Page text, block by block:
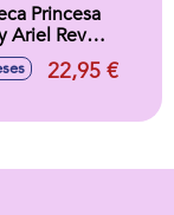
Princesa
Ariel Reveal
22,95 €